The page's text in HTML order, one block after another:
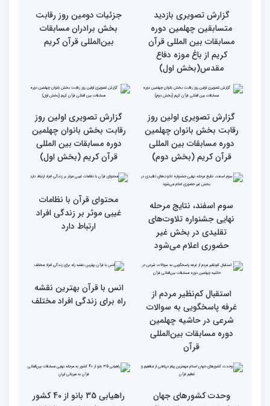
بین‌المللی قرآن کریم(بخش
دوم)
بین‌المللی قرآن کریم(بخش
اول)
گزارش تصویری مراسم قرعه
کشی متسابقین بخش
مسابقات بین المللی قرآن
کریم
متسابقین چهلمین دوره
کریم از باغ موزه دفاع
مقدس(بخش دوم)
گزارش تصویری بازدید
مسابقات بین المللی قرآن
کریم از باغ موزه دفاع
مقدس(بخش اول)
جزئیات دومین روز رقابت
بخش برادران مسابقات
بین‌المللی قرآن کریم
رقابت بخش بانوان چهلمین
دوره مسابقات بین المللی
قرآن کریم (بخش دوم)
گزارش تصویری اولین روز
رقابت بخش بانوان چهلمین
سوم اسفند، نتایج مرحله
تقلیدی در بخش غیر
محتوای قرآن با نظامات
غیبی موثر بر زندگی افراد
ارتباط دارد